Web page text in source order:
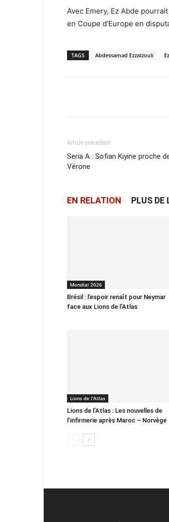
Avec Emery, Ez Abde
en Coupe d’Europe en
TAGS Abdessamad Ezzalzouli
Article précédent
Seria A : Sofian Kiyine proche
Vérone
EN RELATION PLUS DE
Mondial 2026
Brésil : l’espoir renaît pour Neymar
face aux Lions de l’Atlas
Lions de l'Atlas
Lions de l’Atlas : Les nouvelles de
l’infirmerie après Maroc – Norvège